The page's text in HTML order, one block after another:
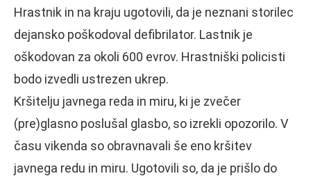
Hrastnik in na kraju ugotovili, da je neznani storilec
dejansko poškodoval defibrilator. Lastnik je
oškodovan za okoli 600 evrov. Hrastniški policisti
bodo izvedli ustrezen ukrep.
Kršitelju javnega reda in miru, ki je zvečer
(pre)glasno poslušal glasbo, so izrekli opozorilo. V
času vikenda so obravnavali še eno kršitev
javnega redu in miru. Ugotovili so, da je prišlo do